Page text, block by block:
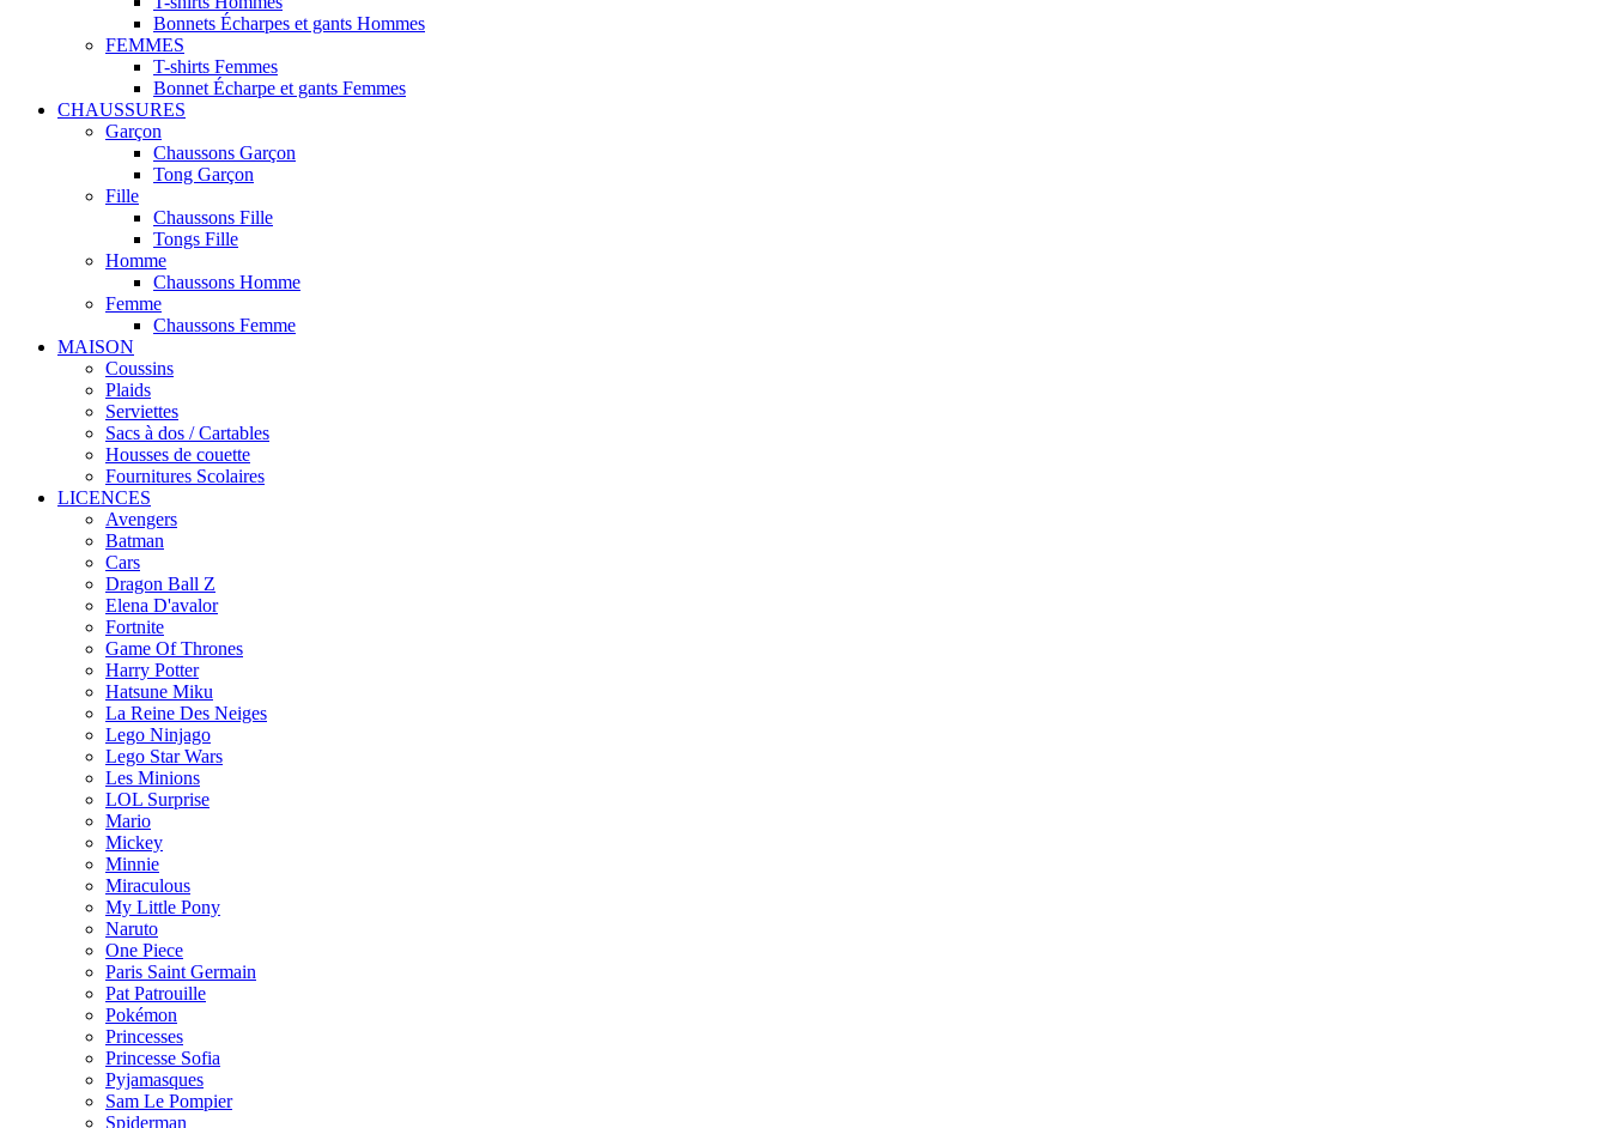
Bonnets Écharpes et gants Hommes
FEMMES
T-shirts Femmes
Bonnet Écharpe et gants Femmes
CHAUSSURES
Garçon
Chaussons Garçon
Tong Garçon
Fille
Chaussons Fille
Tongs Fille
Homme
Chaussons Homme
Femme
Chaussons Femme
MAISON
Coussins
Plaids
Serviettes
Sacs à dos / Cartables
Housses de couette
Fournitures Scolaires
LICENCES
Avengers
Batman
Cars
Dragon Ball Z
Elena D'avalor
Fortnite
Game Of Thrones
Harry Potter
Hatsune Miku
La Reine Des Neiges
Lego Ninjago
Lego Star Wars
Les Minions
LOL Surprise
Mario
Mickey
Minnie
Miraculous
My Little Pony
Naruto
One Piece
Paris Saint Germain
Pat Patrouille
Pokémon
Princesses
Princesse Sofia
Pyjamasques
Sam Le Pompier
Spiderman